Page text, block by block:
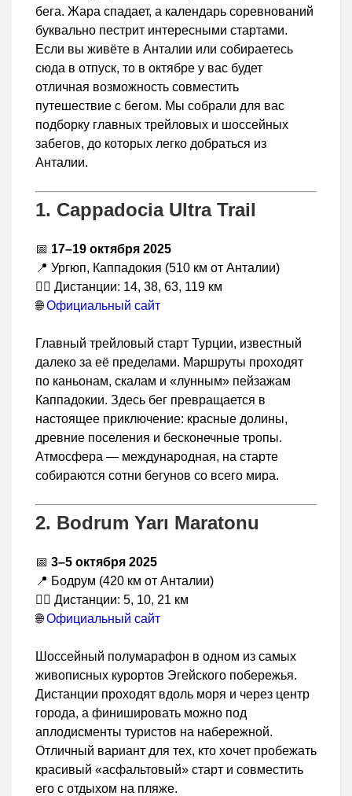
бега. Жара спадает, а календарь соревнований
буквально пестрит интересными стартами.
Если вы живёте в Анталии или собираетесь
сюда в отпуск, то в октябре у вас будет
отличная возможность совместить
путешествие с бегом. Мы собрали для вас
подборку главных трейловых и шоссейных
забегов, до которых легко добраться из
Анталии.
1. Cappadocia Ultra Trail
📅 17–19 октября 2025
📍 Ургюп, Каппадокия (510 км от Анталии)
🏃‍♂️ Дистанции: 14, 38, 63, 119 км
🌐Официальный сайт
Главный трейловый старт Турции, известный
далеко за её пределами. Маршруты проходят
по каньонам, скалам и «лунным» пейзажам
Каппадокии. Здесь бег превращается в
настоящее приключение: красные долины,
древние поселения и бесконечные тропы.
Атмосфера — международная, на старте
собираются сотни бегунов со всего мира.
2. Bodrum Yarı Maratonu
📅 3–5 октября 2025
📍 Бодрум (420 км от Анталии)
🏃‍♂️ Дистанции: 5, 10, 21 км
🌐Официальный сайт
Шоссейный полумарафон в одном из самых
живописных курортов Эгейского побережья.
Дистанции проходят вдоль моря и через центр
города, а финишировать можно под
аплодисменты туристов на набережной.
Отличный вариант для тех, кто хочет пробежать
красивый «асфальтовый» старт и совместить
его с отдыхом на пляже.